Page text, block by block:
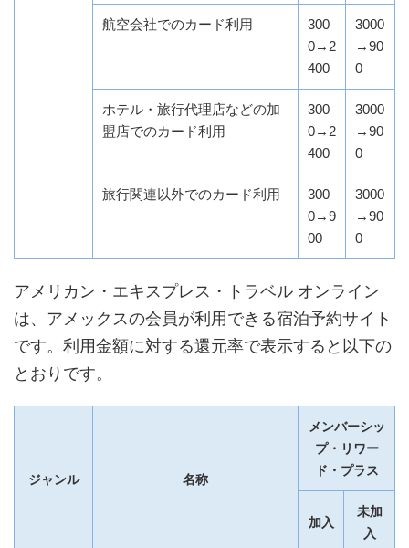
航空会社でのカード利用
300
0→2
400
3000
→90
0
ホテル・旅行代理店などの加
盟店でのカード利用
300
0→2
400
3000
→90
0
旅行関連以外でのカード利用
300
0→9
00
3000
→90
0
アメリカン・エキスプレス・トラベル オンライン
は、アメックスの会員が利用できる宿泊予約サイト
です。利用金額に対する還元率で表示すると以下の
とおりです。
ジャンル 名称
メンバーシッ
プ・リワー
ド・プラス
加入
未加
入